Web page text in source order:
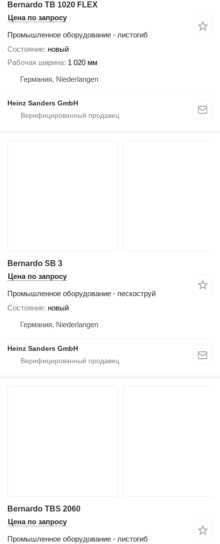
Bernardo TB 1020 FLEX
Цена по запросу
Промышленное оборудование - листогиб
Состояние новый
Рабочая ширина 1 020 мм
Германия, Niederlangen
Heinz Sanders GmbH
Bernardo SB 3
Цена по запросу
Промышленное оборудование - пескоструй
Состояние новый
Германия, Niederlangen
Heinz Sanders GmbH
Bernardo TBS 2060
Цена по запросу
Промышленное оборудование - листогиб